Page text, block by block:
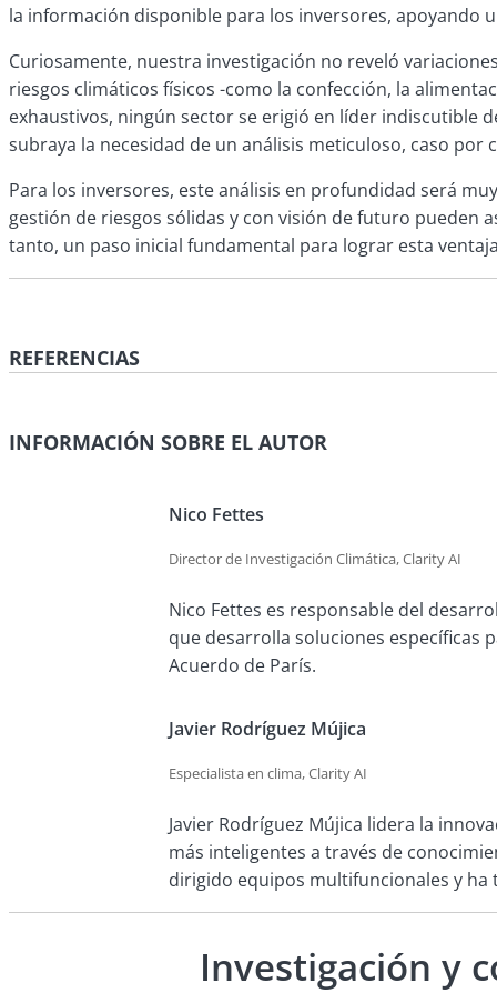
la información disponible para los inversores, apoyando
Curiosamente, nuestra investigación no reveló
riesgos climáticos físicos -como la confección, la
exhaustivos, ningún sector se erigió en líder indiscutible
subraya la necesidad de un análisis meticuloso, caso por
Para los inversores, este análisis en profundidad será
gestión de riesgos sólidas y con visión de futuro pueden
tanto, un paso inicial fundamental para lograr esta
REFERENCIAS
importantes. Se trata de empresas basadas
INFORMACIÓN SOBRE EL AUTOR
Nico Fettes
Director de Investigación Climática, Clarity AI
Nico Fettes es responsable del
que desarrolla soluciones específicas
Acuerdo de París.
Javier Rodríguez Mújica
Especialista en clima, Clarity AI
Javier Rodríguez Mújica lidera la
más inteligentes a través de
dirigido equipos multifuncionales y ha
Investigación y